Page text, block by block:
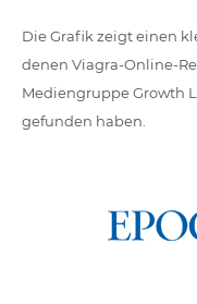
Die Grafik zeigt einen
denen Viagra-Online-
Mediengruppe Growth
gefunden haben.